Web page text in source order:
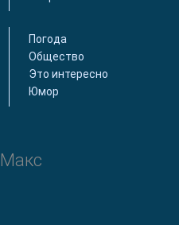
Погода
Общество
Это интересно
Юмор
Макс